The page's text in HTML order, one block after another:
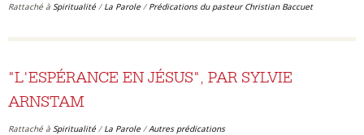
Rattaché à Spiritualité / La Parole / Prédications du pasteur Christian Baccuet
"L'ESPÉRANCE EN JÉSUS", PAR SYLVIE
ARNSTAM
Rattaché à Spiritualité / La Parole /Autres prédications